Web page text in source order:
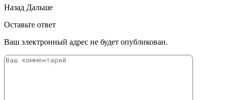
Назад Дальше
Оставьте ответ
Ваш электронный адрес не будет опубликован.